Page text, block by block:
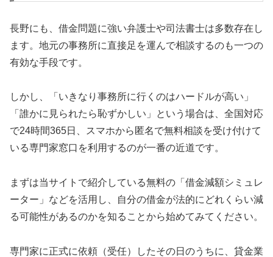
長野にも、借金問題に強い弁護士や司法書士は多数存在し
ます。地元の事務所に直接足を運んで相談するのも一つの
有効な手段です。
しかし、「いきなり事務所に行くのはハードルが高い」
「誰かに見られたら恥ずかしい」という場合は、全国対応
で24時間365日、スマホから匿名で無料相談を受け付けて
いる専門家窓口を利用するのが一番の近道です。
まずは当サイトで紹介している無料の「借金減額シミュレ
ーター」などを活用し、自分の借金が法的にどれくらい減
る可能性があるのかを知ることから始めてみてください。
専門家に正式に依頼（受任）したその日のうちに、貸金業